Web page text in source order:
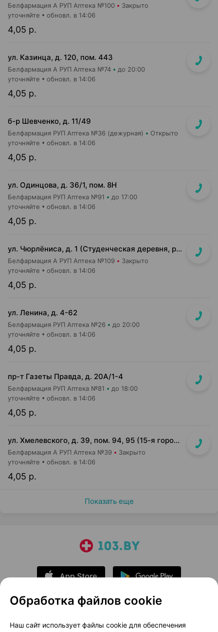
Белфармация А РУП Аптека №100 Закрыто
4,05 р.
уточняйте обновл. в 14:06
ул. Казинца, д. 120, пом. 443
Белфармация А РУП Аптека №74 до 20:00
4,05 р.
уточняйте обновл. в 14:06
б-р Шевченко, д. 11/49
Белфармация РУП Аптека №36 (дежурная) Открыто
4,05 р.
уточняйте обновл. в 14:06
ул. Одинцова, д. 36/1, пом. 8Н
Белфармация РУП Аптека №91 до 17:00
4,05 р.
уточняйте обновл. в 14:06
ул. Чюрлёниса, д. 1 (Студенческая деревня, рядом с г-том "Алми").
Белфармация А РУП Аптека №109 Закрыто
4,05 р.
уточняйте обновл. в 14:06
ул. Ленина, д. 4-62
Белфармация РУП Аптека №26 до 20:00
4,05 р.
уточняйте обновл. в 14:06
пр-т Газеты Правда, д. 20A/1-4
Белфармация РУП Аптека №81 до 18:00
4,05 р.
уточняйте обновл. в 14:06
ул. Хмелевского, д. 39, пом. 94, 95 (15-я городская п-ка)
Белфармация А РУП Аптека №39 Закрыто
4,05 р.
уточняйте обновл. в 14:06
Показать еще
О проекте Новости проекта
Обработка файлов cookie
Наш сайт использует файлы cookie для обеспечения